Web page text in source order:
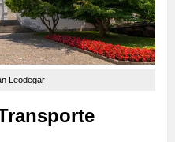
Leodegar